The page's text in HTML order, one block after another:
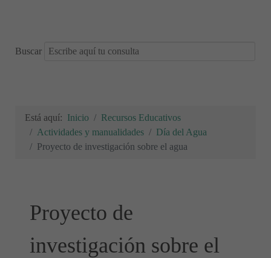
Buscar
Está aquí: Inicio
Recursos Educativos
Actividades y manualidades
Día del Agua
Proyecto de investigación sobre el agua
Proyecto de
investigación sobre el